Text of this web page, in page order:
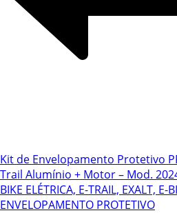
Kit de Envelopamento Protetivo
Trail Alumínio + Motor – Mod.
BIKE ELÉTRICA, E-TRAIL, EXALT, E-
ENVELOPAMENTO PROTETIVO